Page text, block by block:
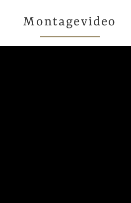
Montagevideo